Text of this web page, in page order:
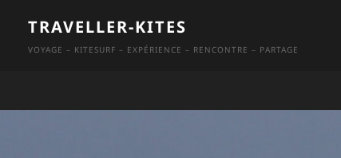
content
TRAVELLER-KITES
VOYAGE – KITESURF – EXPÉRIENCE – RENCONTRE – PARTAGE